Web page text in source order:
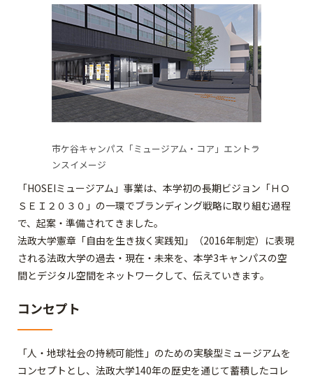
市ケ谷キャンパス「ミュージアム・コア」エントラ
ンスイメージ
「HOSEIミュージアム」事業は、本学初の長期ビジョン「ＨＯ
ＳＥＩ２０３０」の一環でブランディング戦略に取り組む過程
で、起案・準備されてきました。
法政大学憲章「自由を生き抜く実践知」（2016年制定）に表現
される法政大学の過去・現在・未来を、本学3キャンパスの空
間とデジタル空間をネットワークして、伝えていきます。
コンセプト
「人・地球社会の持続可能性」のための実験型ミュージアムを
コンセプトとし、法政大学140年の歴史を通じて蓄積したコレ